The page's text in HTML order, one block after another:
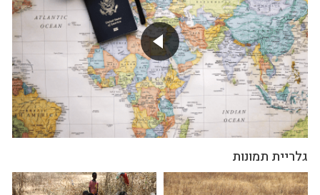
גלריית תמונות